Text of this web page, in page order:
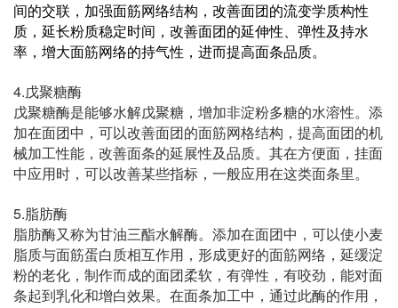
间的交联，加强面筋网络结构，改善面团的流变学质构性
质，延长粉质稳定时间，改善面团的延伸性、弹性及持水
率，增大面筋网络的持气性，进而提高面条品质。
4.戊聚糖酶
戊聚糖酶是能够水解戊聚糖，增加非淀粉多糖的水溶性。添
加在面团中，可以改善面团的面筋网格结构，提高面团的机
械加工性能，改善面条的延展性及品质。其在方便面，挂面
中应用时，可以改善某些指标，一般应用在这类面条里。
5. 脂肪酶
脂肪酶又称为甘油三酯水解酶。添加在面团中，可以使小麦
脂质与面筋蛋白质相互作用，形成更好的面筋网络，延缓淀
粉的老化，制作而成的面团柔软，有弹性，有咬劲，能对面
条起到乳化和增白效果。在面条加工中，通过此酶的作用，